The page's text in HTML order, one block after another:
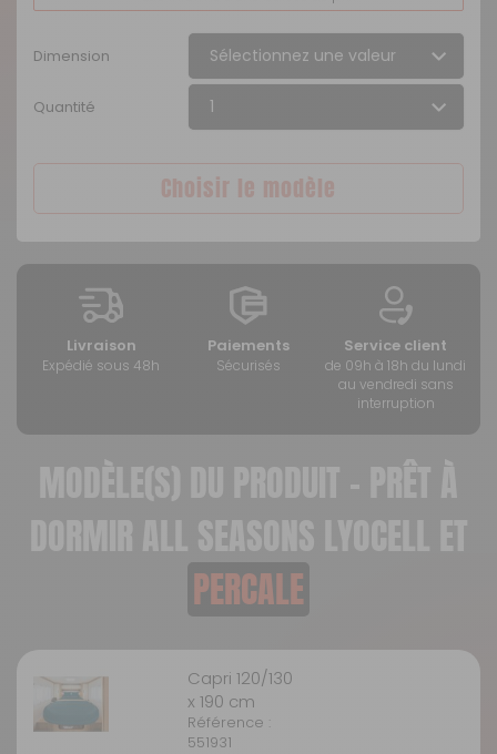
Dimension
Quantité
Choisir le modèle
Livraison
Expédié sous 48h
Paiements
Sécurisés
Service client
de 09h à 18h du lundi
au vendredi sans
interruption
PERCALE
Capri 120/130
x 190 cm
Référence :
551931